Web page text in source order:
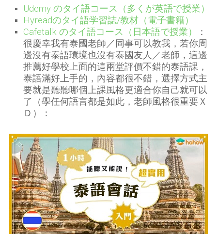
Udemy のタイ語コース（多くが英語で授業）
Hyreadのタイ語学習誌/教材（電子書籍）
Cafetalk のタイ語コース（日本語で授業）
：
很慶幸我有泰國老師／同事可以教我，若你周
邊沒有泰語環境也沒有泰國友人／老師，這邊
推薦好學校上面的這兩堂評價不錯的泰語課，
泰語滿好上手的，內容都很不錯，選擇方式主
要就是聽聽哪個上課風格更適合你自己就可以
了（學任何語言都是如此，老師風格很重要Ｘ
Ｄ）：